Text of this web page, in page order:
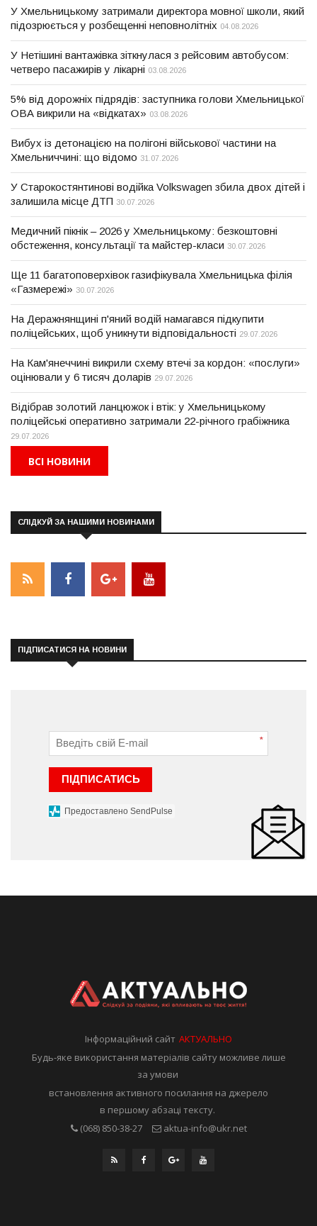
У Хмельницькому затримали директора мовної школи, який
підозрюється у розбещенні неповнолітніх 04.08.2026
У Нетішині вантажівка зіткнулася з рейсовим автобусом:
четверо пасажирів у лікарні 03.08.2026
5% від дорожніх підрядів: заступника голови Хмельницької
ОВА викрили на «відкатах» 03.08.2026
Вибух із детонацією на полігоні військової частини на
Хмельниччині: що відомо 31.07.2026
У Старокостянтинові водійка Volkswagen збила двох дітей і
залишила місце ДТП 30.07.2026
Медичний пікнік – 2026 у Хмельницькому: безкоштовні
обстеження, консультації та майстер-класи 30.07.2026
Ще 11 багатоповерхівок газифікувала Хмельницька філія
«Газмережі» 30.07.2026
На Деражнянщині п'яний водій намагався підкупити
поліцейських, щоб уникнути відповідальності 29.07.2026
На Кам'янеччині викрили схему втечі за кордон: «послуги»
оцінювали у 6 тисяч доларів 29.07.2026
Відібрав золотий ланцюжок і втік: у Хмельницькому
поліцейські оперативно затримали 22-річного грабіжника
29.07.2026
ВСІ НОВИНИ
СЛІДКУЙ ЗА НАШИМИ НОВИНАМИ
ПІДПИСАТИСЯ НА НОВИНИ
*
ПІДПИСАТИСЬ
Предоставлено SendPulse
Інформаційний сайтАКТУАЛЬНО
Будь-яке використання матеріалів сайту можливе лише
за умови
встановлення активного посилання на джерело
в першому абзаці тексту.
(068) 850-38-27
aktua-info@ukr.net